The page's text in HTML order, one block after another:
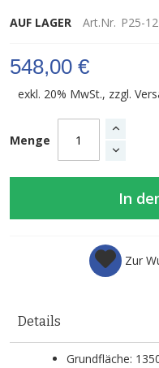
AUF LAGER Art.Nr. P25-
548,00 €
exkl. 20% MwSt., zzgl.
Menge
In
Zur
Details
Grundfläche: